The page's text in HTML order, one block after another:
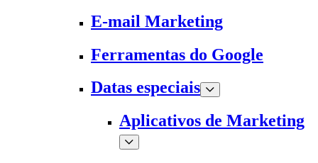
E-mail Marketing
Ferramentas do Google
Datas especiais
Aplicativos de Marketing